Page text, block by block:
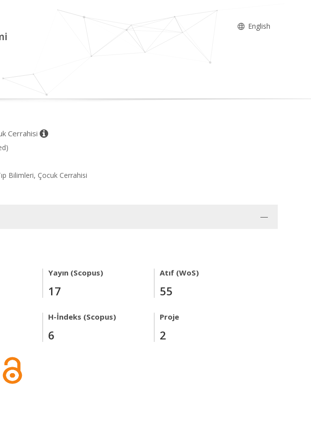
English
Cerrahisi
Bilimleri, Çocuk Cerrahisi
Yayın (Scopus)
17
Atıf (WoS)
55
H-İndeks (Scopus)
6
Proje
2